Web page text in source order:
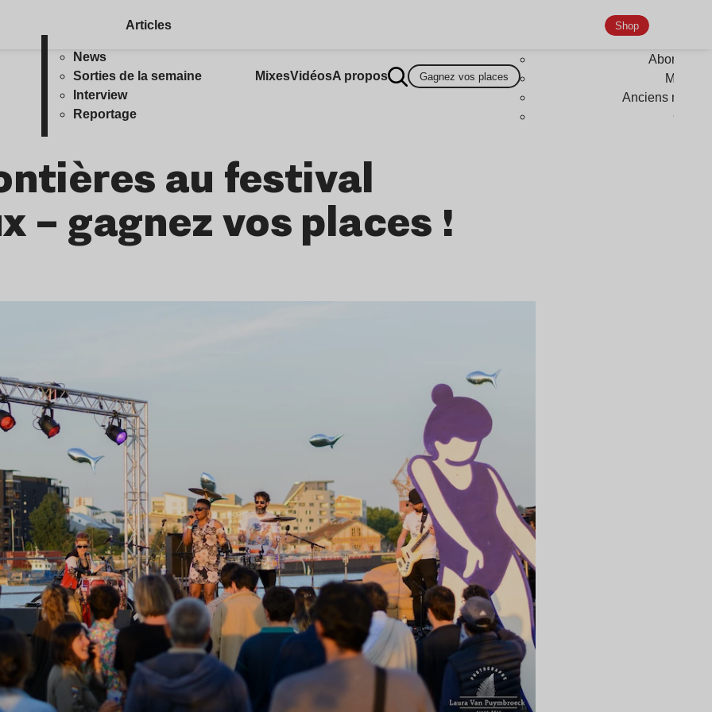
Articles
News
Sorties de la semaine
Interview
Reportage
MixesVidéosA propos Gagnez vos places
Shop
Anciens
au festival
– gagnez vos places !